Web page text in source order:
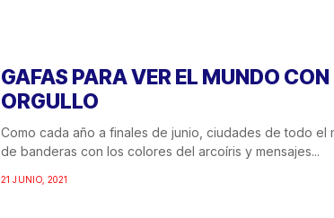
GAFAS PARA VER EL MUNDO
ORGULLO
Como cada año a finales de junio, ciudades de todo el
de banderas con los colores del arcoíris y mensajes...
21 JUNIO, 2021